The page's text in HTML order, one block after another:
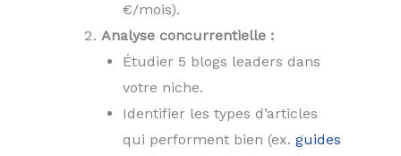
€/mois).
Analyse concurrentielle :
Étudier 5 blogs leaders dans
votre niche.
Identifier les types d’articles
qui performent bien (ex. guides